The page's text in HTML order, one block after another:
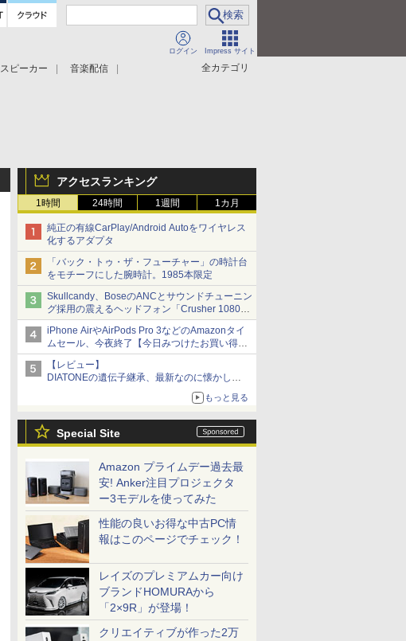
ログイン Impress サイト
全カテゴリ
スピーカー
音楽配信
アクセスランキング
1時間 24時間 1週間 1カ月
純正の有線CarPlay/Android Autoをワイヤレス
化するアダプタ
「バック・トゥ・ザ・フューチャー」の時計台
をモチーフにした腕時計。1985本限定
Skullcandy、BoseのANCとサウンドチューニン
グ採用の震えるヘッドフォン「Crusher 1080
ANC」
iPhone AirやAirPods Pro 3などのAmazonタイ
ムセール、今夜終了【今日みつけたお買い得
品】
【レビュー】
DIATONEの遺伝子継承、最新なのに懐かし
い“惚れる音”Tecnologia e Cuore「DS-TC52B」
もっと見る
Special Site
Amazon プライムデー過去最
安! Anker注目プロジェクタ
ー3モデルを使ってみた
性能の良いお得な中古PC情
報はこのページでチェック！
レイズのプレミアムカー向け
ブランドHOMURAから
「2×9R」が登場！
クリエイティブが作った2万